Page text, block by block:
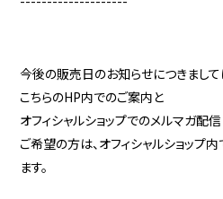
今後の販売日のお知らせにつきまして
こちらのHP内でのご案内と
オフィシャルショップでのメルマガ配信
ご希望の方は、オフィシャルショップ
ます。